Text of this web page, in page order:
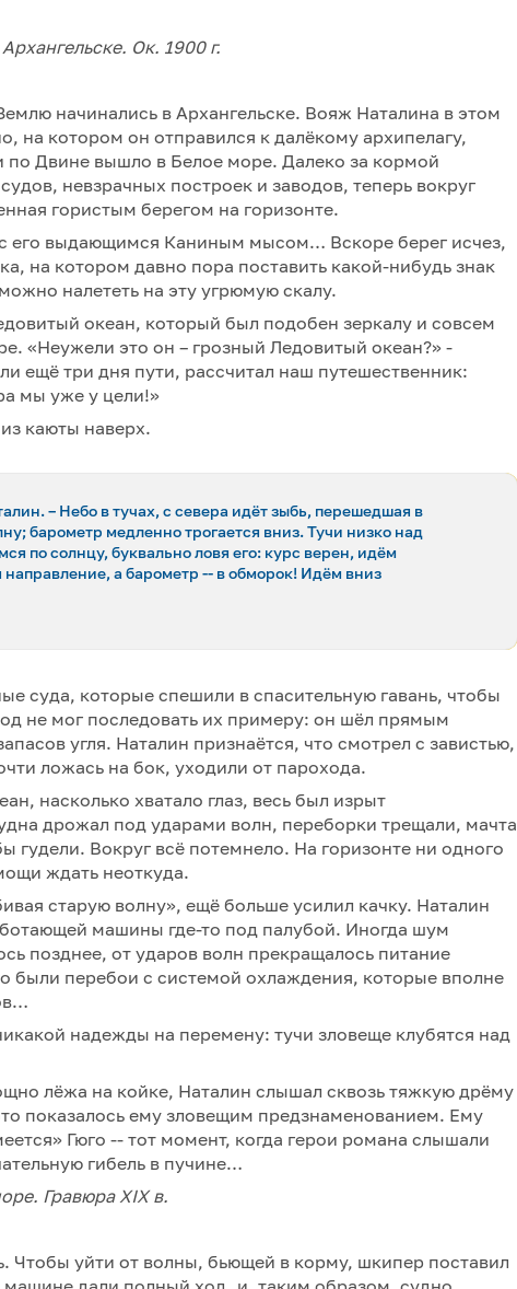
Ок. 1900 г.
начинались в Архангельске. Вояж Наталина в этом
на котором он отправился к далёкому архипелагу,
по Двине вышло в Белое море. Далеко за кормой
невзрачных построек и заводов, теперь вокруг
гористым берегом на горизонте.
его выдающимся Каниным мысом… Вскоре берег исчез,
на котором давно пора поставить какой-нибудь знак
налететь на эту угрюмую скалу.
океан, который был подобен зеркалу и совсем
«Неужели это он – грозный Ледовитый океан?» -
ещё три дня пути, рассчитал наш путешественник:
мы уже у цели!»
каюты наверх.
– Небо в тучах, с севера идёт зыбь, перешедшая в
барометр медленно трогается вниз. Тучи низко над
по солнцу, буквально ловя его: курс верен, идём
а барометр -- в обморок! Идём вниз
суда, которые спешили в спасительную гавань, чтобы
не мог последовать их примеру: он шёл прямым
угля. Наталин признаётся, что смотрел с завистью,
ложась на бок, уходили от парохода.
насколько хватало глаз, весь был изрыт
дрожал под ударами волн, переборки трещали, мачта
гудели. Вокруг всё потемнело. На горизонте ни одного
ждать неоткуда.
старую волну», ещё больше усилил качку. Наталин
машины где-то под палубой. Иногда шум
позднее, от ударов волн прекращалось питание
были перебои с системой охлаждения, которые вполне
надежды на перемену: тучи зловеще клубятся над
лёжа на койке, Наталин слышал сквозь тяжкую дрёму
показалось ему зловещим предзнаменованием. Ему
Гюго -- тот момент, когда герои романа слышали
гибель в пучине…
Гравюра XIX в.
Чтобы уйти от волны, бьющей в корму, шкипер поставил